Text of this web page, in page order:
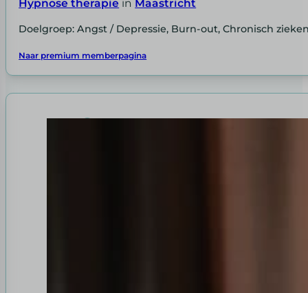
Hypnose therapie in Maastricht
Doelgroep: Angst / Depressie, Burn-out, Chronisch
Naar premium memberpagina